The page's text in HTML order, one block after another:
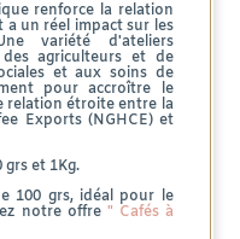
renforce la relation
un réel impact sur les
variété d'ateliers
agriculteurs et de
et aux soins de
pour accroître le
relation étroite entre la
Exports (NGHCE) et
grs et 1Kg.
100 grs, idéal pour le
notre offre " Cafés à